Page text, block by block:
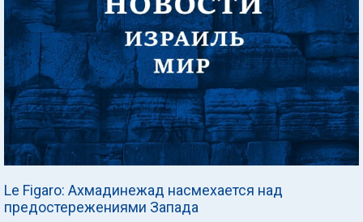
Le Figaro: Ахмадинежад насмехается над
предостережениями Запада